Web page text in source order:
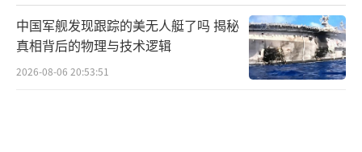
中国军舰发现跟踪的美无人艇了吗 揭秘
真相背后的物理与技术逻辑
2026-08-06 20:53:51